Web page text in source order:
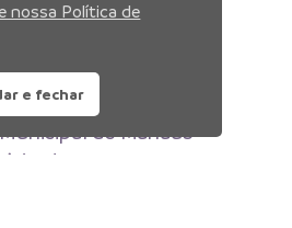
de Manaus
de Manaus
nossa Política de
e fechar